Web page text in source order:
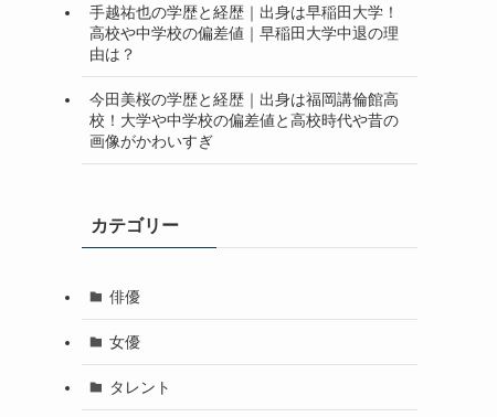
手越祐也の学歴と経歴｜出身は早稲田大学！
高校や中学校の偏差値｜早稲田大学中退の理
由は？
今田美桜の学歴と経歴｜出身は福岡講倫館高
校！大学や中学校の偏差値と高校時代や昔の
画像がかわいすぎ
カテゴリー
俳優
女優
タレント